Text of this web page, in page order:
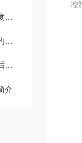
介
控